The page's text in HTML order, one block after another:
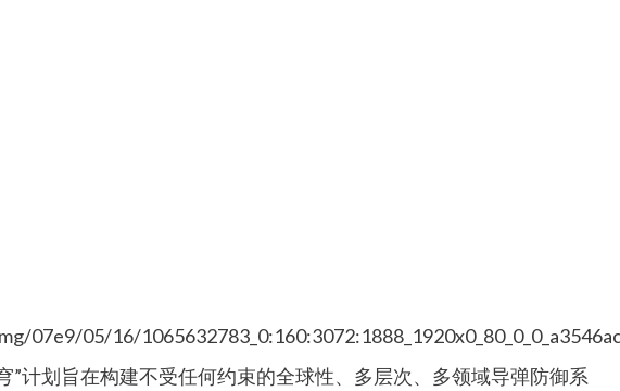
07e9/05/16/
”计划旨在构建不受任何约束的全球性、多层次、多领域导弹防御系